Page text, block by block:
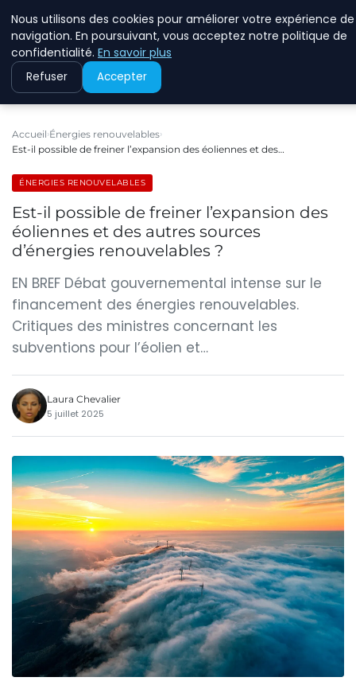
Accueil Énergies renouvelables
Est-il possible de freiner l’expansion des éoliennes et des…
ÉNERGIES RENOUVELABLES
Est-il possible de freiner l’expansion des
éoliennes et des autres sources
d’énergies renouvelables ?
EN BREF Débat gouvernemental intense sur le
financement des énergies renouvelables.
Critiques des ministres concernant les
subventions pour l’éolien et…
Laura Chevalier
5 juillet 2025
Nous utilisons des cookies pour améliorer votre expérience de
navigation. En poursuivant, vous acceptez notre politique de
confidentialité. En savoir plus
Refuser Accepter